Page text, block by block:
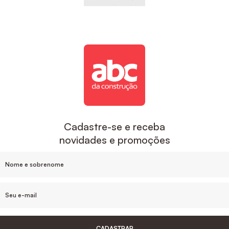
Cadastre-se e receba
novidades e promoções